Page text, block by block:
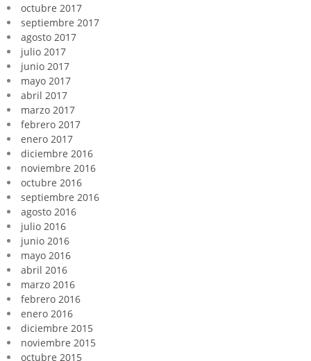
octubre 2017
septiembre 2017
agosto 2017
julio 2017
junio 2017
mayo 2017
abril 2017
marzo 2017
febrero 2017
enero 2017
diciembre 2016
noviembre 2016
octubre 2016
septiembre 2016
agosto 2016
julio 2016
junio 2016
mayo 2016
abril 2016
marzo 2016
febrero 2016
enero 2016
diciembre 2015
noviembre 2015
octubre 2015